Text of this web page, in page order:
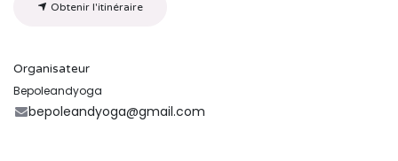
Obtenir l'itinéraire
Organisateur
Bepoleandyoga
bepoleandyoga@gmail.com